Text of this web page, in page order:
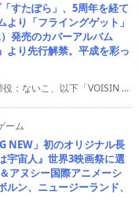
すたぽら」、5周年を経て
り「フライングゲット」
発売のカバーアルバム
より先行解禁。平成を彩っ
：ないこ、以下「VOISIN ...
ーム
NEW」初のオリジナル長
宇宙人』世界3映画祭に選
アヌシー国際アニメーシ
ン、ニュージーランド、